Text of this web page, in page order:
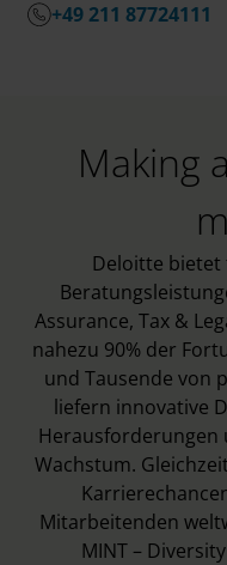
+49 211 87724111
Making
Deloitte bietet
Assurance, Tax &
nahezu 90% der
und Tausende von
liefern innovative
Herausforderungen
Wachstum.
Mitarbeitenden
MINT –